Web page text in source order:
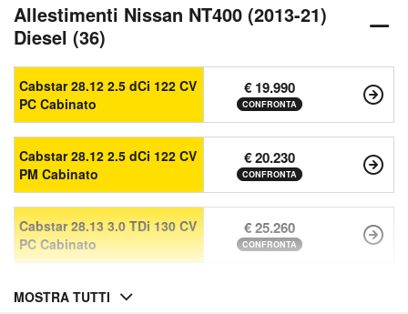
Allestimenti Nissan NT400 (2013-21)
Diesel (36)
Cabstar 28.12 2.5 dCi 122 CV
PC Cabinato
€ 19.990
CONFRONTA
Cabstar 28.12 2.5 dCi 122 CV
PM Cabinato
€ 20.230
CONFRONTA
Cabstar 28.13 3.0 TDi 130 CV
PC Cabinato
€ 25.260
CONFRONTA
MOSTRA TUTTI